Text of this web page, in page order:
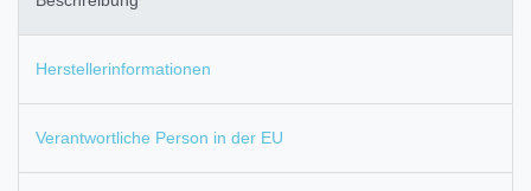
Herstellerinformationen
Verantwortliche Person in der EU